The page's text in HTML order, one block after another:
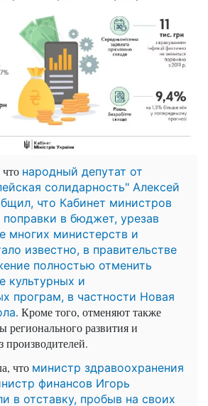
народный депутат от
солидарность" Алексей
что Кабинет министров
поправки в бюджет, урезав
многих министерств и
известно, в правительстве
полностью отменить
культурных и
програм, в частности Новая
. Кроме того, отменяют также
развития и
производителей.
что министр здравоохранения
финансов Игорь
в отставку, пробыв на своих